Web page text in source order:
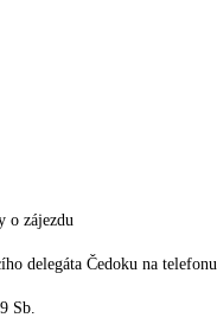
o zájezdu
delegáta Čedoku na telefonu
Sb.